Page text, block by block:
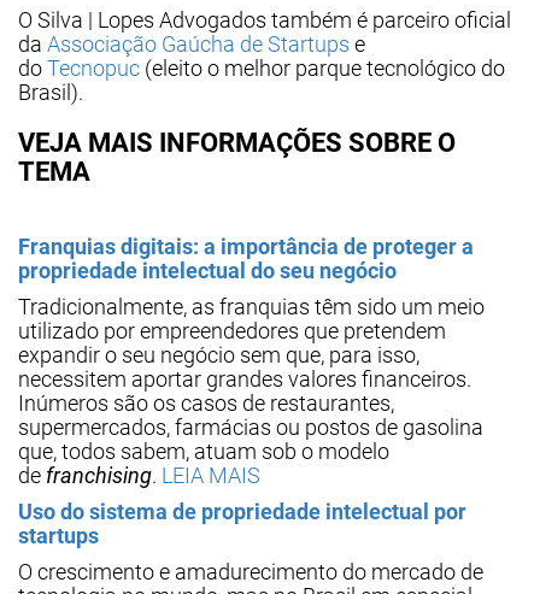
O Silva | Lopes Advogados também é parceiro oficial
da Associação Gaúcha de Startups e
doTecnopuc (eleito o melhor parque tecnológico do
Brasil).
VEJA MAIS INFORMAÇÕES SOBRE O
TEMA
Franquias digitais: a importância de proteger a
propriedade intelectual do seu negócio
Tradicionalmente, as franquias têm sido um meio
utilizado por empreendedores que pretendem
expandir o seu negócio sem que, para isso,
necessitem aportar grandes valores financeiros.
Inúmeros são os casos de restaurantes,
supermercados, farmácias ou postos de gasolina
que, todos sabem, atuam sob o modelo
de franchising. LEIA MAIS
Uso do sistema de propriedade intelectual por
startups
O crescimento e amadurecimento do mercado de